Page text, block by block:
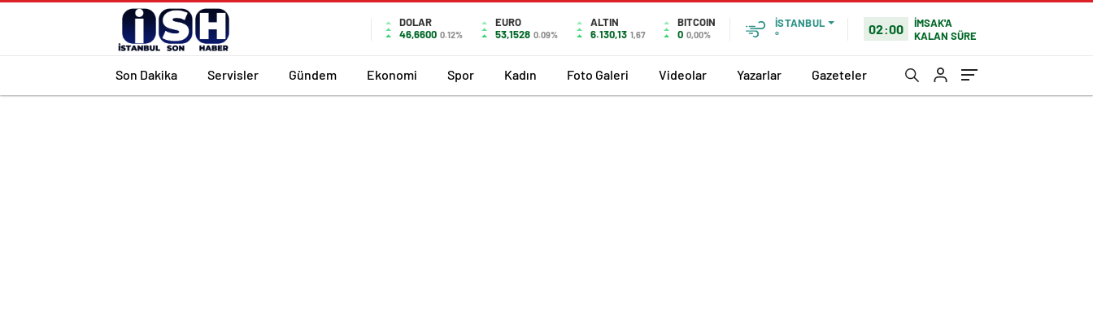
DOLAR
46,6600 0.12%
EURO
53,1528 0.09%
ALTIN
6.130,13 1,67
BITCOIN
0 0,00%
İSTANBUL
°
02:00
İMSAK'A
KALAN SÜRE
Son Dakika Servisler Gündem Ekonomi Spor Kadın Foto Galeri Videolar Yazarlar Gazeteler